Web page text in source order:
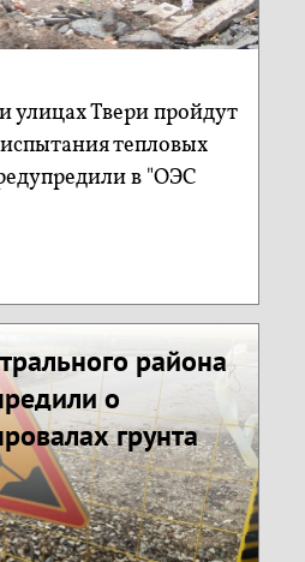
улицах Твери пройдут
тепловых
в "ОЭС
района
о
грунта